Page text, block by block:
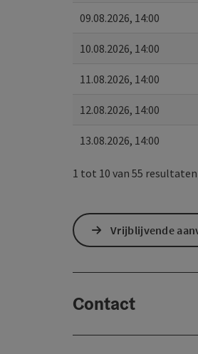
09.08.2026, 14:00
10.08.2026, 14:00
11.08.2026, 14:00
12.08.2026, 14:00
13.08.2026, 14:00
1 tot 10 van 55 resultaten
Vrijblijvende
Contact